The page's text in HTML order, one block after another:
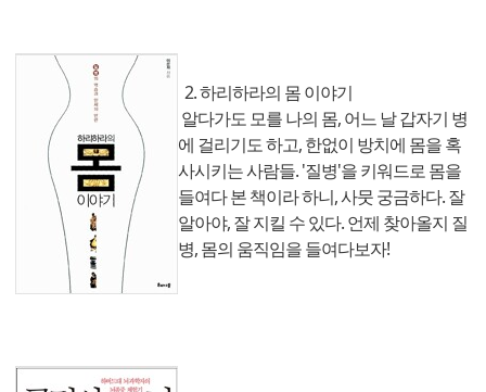
2. 하리하라의 몸 이야기
알다가도 모를 나의 몸, 어느 날 갑자기 병
에 걸리기도 하고, 한없이 방치에 몸을 혹
사시키는 사람들. '질병'을 키워드로 몸을
들여다 본 책이라 하니, 사뭇 궁금하다. 잘
알아야, 잘 지킬 수 있다. 언제 찾아올지 질
병, 몸의 움직임을 들여다보자!